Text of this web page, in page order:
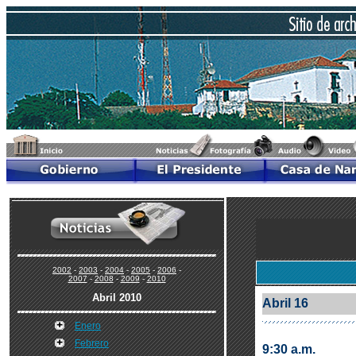
2002-2003-2004-2005-2006-
2007-2008-2009-2010
Abril 2010
Enero
Febrero
Abril 16
9:30 a.m.